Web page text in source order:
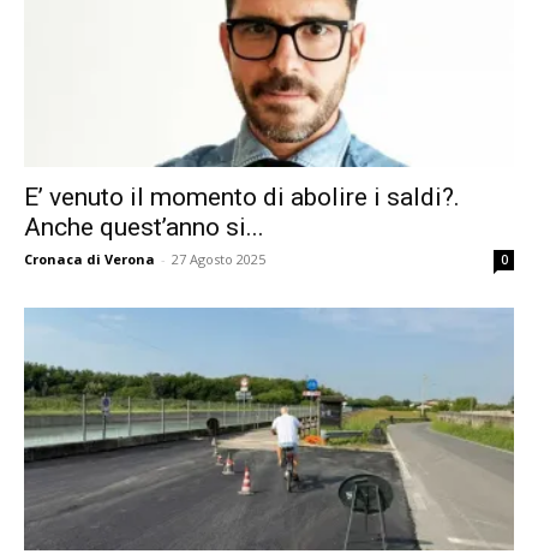
E’ venuto il momento di abolire i saldi?.
Anche quest’anno si...
Cronaca di Verona - 27 Agosto 2025 0